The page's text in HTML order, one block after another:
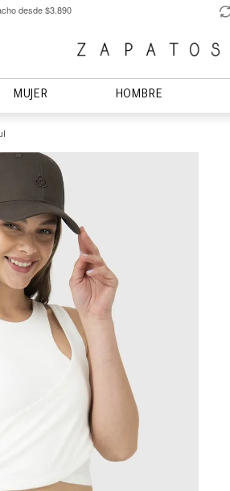
desde $3.890
MUJER HOMBRE